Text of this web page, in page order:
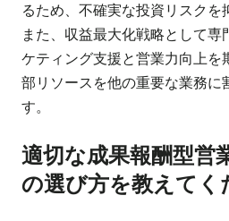
るため、不確実な投資リスクを
また、収益最大化戦略として
ケティング支援と営業力向上を
部リソースを他の重要な業務に
す。
適切な成果報酬型営
の選び方を教えてく